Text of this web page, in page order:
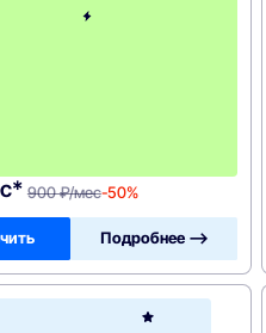
900 ₽/мес-50%
Подробнее —>